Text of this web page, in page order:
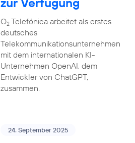
O2Telefónica arbeitet als erstes
deutsches
Telekommunikationsunternehmen
mit dem internationalen KI-
Unternehmen OpenAI, dem
Entwickler von ChatGPT,
zusammen.
24. September 2025